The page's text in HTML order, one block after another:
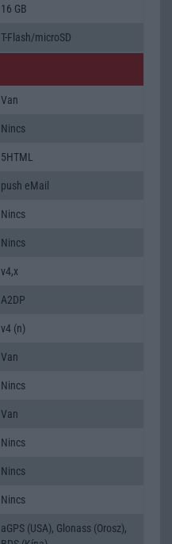
16 GB
T-Flash/microSD
Van
Nincs
5HTML
push eMail
Nincs
Nincs
v4,x
A2DP
v4 (n)
Van
Nincs
Van
Nincs
Nincs
Nincs
aGPS (USA), Glonass (Orosz),